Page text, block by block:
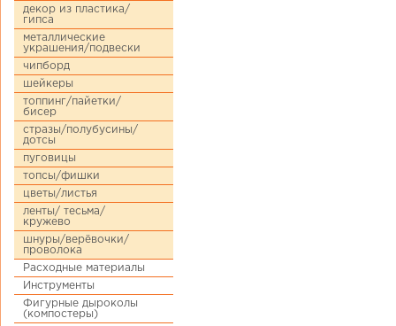
декор из пластика/
гипса
металлические
украшения/подвески
чипборд
шейкеры
топпинг/пайетки/
бисер
стразы/полубусины/
дотсы
пуговицы
топсы/фишки
цветы/листья
ленты/ тесьма/
кружево
шнуры/верёвочки/
проволока
Расходные материалы
Инструменты
Фигурные дыроколы
(компостеры)